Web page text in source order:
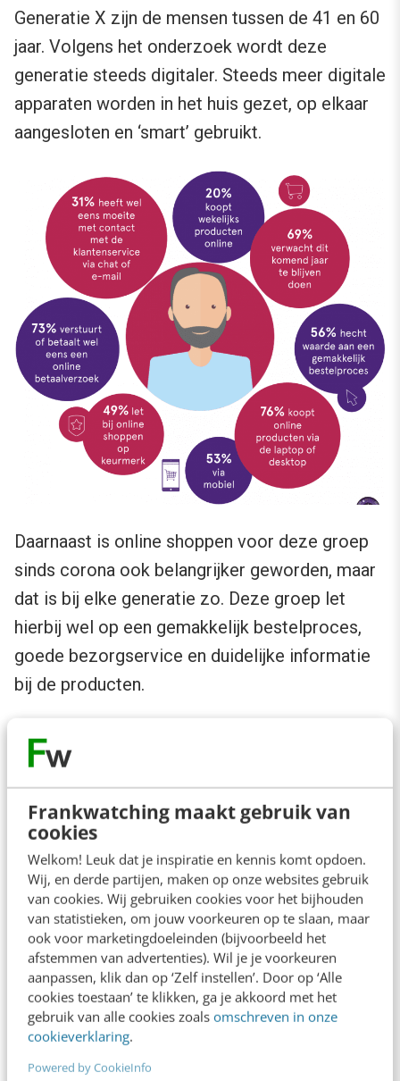
Frankwatching maakt gebruik van
cookies
Welkom! Leuk dat je inspiratie en kennis komt opdoen.
Wij, en derde partijen, maken op onze websites gebruik
van cookies. Wij gebruiken cookies voor het bijhouden
van statistieken, om jouw voorkeuren op te slaan, maar
ook voor marketingdoeleinden (bijvoorbeeld het
afstemmen van advertenties). Wil je je voorkeuren
aanpassen, klik dan op ‘Zelf instellen’. Door op ‘Alle
cookies toestaan’ te klikken, ga je akkoord met het
gebruik van alle cookies zoals omschreven in onze
cookieverklaring.
Powered by CookieInfo
Generatie X zijn de mensen tussen de 41 en 60
jaar. Volgens het onderzoek wordt deze
generatie steeds digitaler. Steeds meer digitale
apparaten worden in het huis gezet, op elkaar
aangesloten en ‘smart’ gebruikt.
Daarnaast is online shoppen voor deze groep
sinds corona ook belangrijker geworden, maar
dat is bij elke generatie zo. Deze groep let
hierbij wel op een gemakkelijk bestelproces,
goede bezorgservice en duidelijke informatie
bij de producten.
Online bestellingen plaatsen doet Generatie X
het liefst via de laptop en via een webshop met
keurmerk en goede klantenservice. Een derde
geeft aan weleens moeite te hebben met het
maken van contact met de webshop. Een
gemiste kans dus.
Er is ook een grote stijging te zien in het
gebruik van de smartphone voor het kijken van
tv, video’s en films.